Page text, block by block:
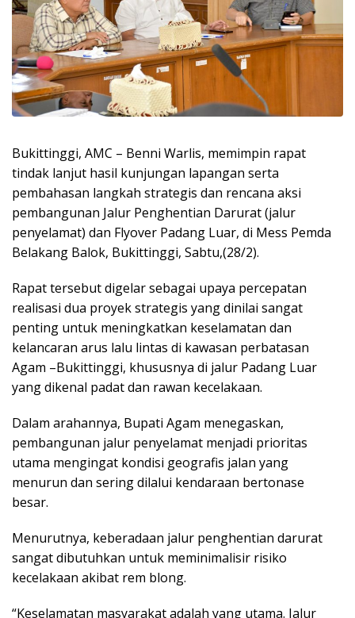
Bukittinggi, AMC – Benni Warlis, memimpin rapat
tindak lanjut hasil kunjungan lapangan serta
pembahasan langkah strategis dan rencana aksi
pembangunan Jalur Penghentian Darurat (jalur
penyelamat) dan Flyover Padang Luar, di Mess Pemda
Belakang Balok, Bukittinggi, Sabtu,(28/2).
Rapat tersebut digelar sebagai upaya percepatan
realisasi dua proyek strategis yang dinilai sangat
penting untuk meningkatkan keselamatan dan
kelancaran arus lalu lintas di kawasan perbatasan
Agam –Bukittinggi, khususnya di jalur Padang Luar
yang dikenal padat dan rawan kecelakaan.
Dalam arahannya, Bupati Agam menegaskan,
pembangunan jalur penyelamat menjadi prioritas
utama mengingat kondisi geografis jalan yang
menurun dan sering dilalui kendaraan bertonase
besar.
Menurutnya, keberadaan jalur penghentian darurat
sangat dibutuhkan untuk meminimalisir risiko
kecelakaan akibat rem blong.
“Keselamatan masyarakat adalah yang utama. Jalur